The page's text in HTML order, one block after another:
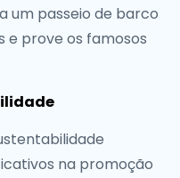
um passeio de barco
e prove os famosos
na promoção